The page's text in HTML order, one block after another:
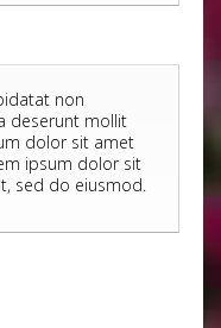
non
deserunt mollit
dolor sit amet
ipsum dolor sit
sed do eiusmod.